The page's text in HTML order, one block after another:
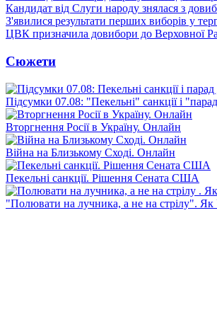
Кандидат від Слуги народу знялася з
З'явилися результати перших виборів у
ЦВК призначила довибори до Верховної
Сюжети
Підсумки 07.08: "Пекельні" санкції і
Вторгнення Росії в Україну. Онлайн
Війна на Близькому Сході. Онлайн
Пекельні санкції. Рішення Сената США
"Полювати на лучника, а не на стрілу". Як